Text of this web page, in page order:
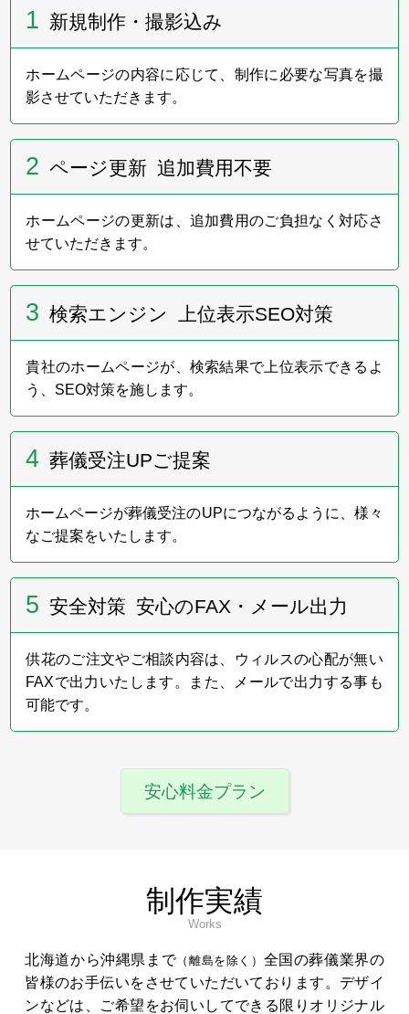
第11回「着想は眠らない」展のインターリンク賞
受賞者を発表いたしました。
2023年9月
インターリンクは、9月29日～10月22日の金土日に
Gallery 忘我亭で開催される第11回「着想は眠らな
2023年6月20日～21日
フューネラルビジネスフェア2023に出展いたしまし
ホームページをリニューアルいたしました。
1 新規制作・撮影込み
ホームページの内容に応じて、制作に必要な写真を撮
影させていただきます。
2 ページ更新 追加費用不要
ホームページの更新は、追加費用のご負担なく対応さ
せていただきます。
3 検索エンジン 上位表示SEO対策
貴社のホームページが、検索結果で上位表示できるよ
う、SEO対策を施します。
4 葬儀受注UPご提案
ホームページが葬儀受注のUPにつながるように、様々
なご提案をいたします。
5 安全対策 安心のFAX・メール出力
供花のご注文やご相談内容は、ウィルスの心配が無い
FAXで出力いたします。また、メールで出力する事も
可能です。
安心料金プラン
制作実績
Works
北海道から沖縄県まで（離島を除く） 全国の葬儀業界の
皆様のお手伝いをさせていただいております。デザイ
ンなどは、ご希望をお伺いしてできる限りオリジナル